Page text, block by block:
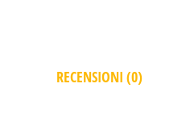
RECENSIONI (0)